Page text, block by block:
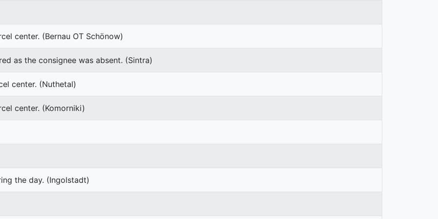
center. (Bernau OT Schönow)
as the consignee was absent. (Sintra)
center. (Nuthetal)
center. (Komorniki)
the day. (Ingolstadt)